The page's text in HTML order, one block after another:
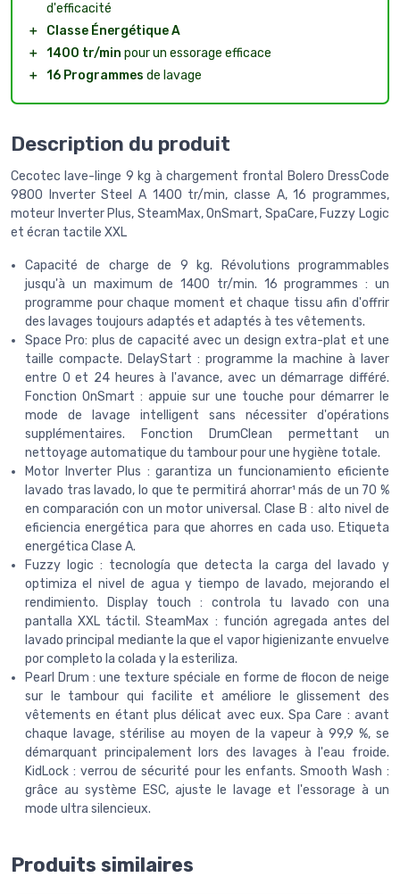
d'efficacité
＋
Classe Énergétique A
＋ 1400 tr/min pour un essorage efficace
＋ 16 Programmes de lavage
Description du produit
Cecotec lave-linge 9 kg à chargement frontal Bolero DressCode
9800 Inverter Steel A 1400 tr/min, classe A, 16 programmes,
moteur Inverter Plus, SteamMax, OnSmart, SpaCare, Fuzzy Logic
et écran tactile XXL
Capacité de charge de 9 kg. Révolutions programmables
jusqu'à un maximum de 1400 tr/min. 16 programmes : un
programme pour chaque moment et chaque tissu afin d'offrir
des lavages toujours adaptés et adaptés à tes vêtements.
Space Pro: plus de capacité avec un design extra-plat et une
taille compacte. DelayStart : programme la machine à laver
entre 0 et 24 heures à l'avance, avec un démarrage différé.
Fonction OnSmart : appuie sur une touche pour démarrer le
mode de lavage intelligent sans nécessiter d'opérations
supplémentaires. Fonction DrumClean permettant un
nettoyage automatique du tambour pour une hygiène totale.
Motor Inverter Plus : garantiza un funcionamiento eficiente
lavado tras lavado, lo que te permitirá ahorrar¹ más de un 70 %
en comparación con un motor universal. Clase B : alto nivel de
eficiencia energética para que ahorres en cada uso. Etiqueta
energética Clase A.
Fuzzy logic : tecnología que detecta la carga del lavado y
optimiza el nivel de agua y tiempo de lavado, mejorando el
rendimiento. Display touch : controla tu lavado con una
pantalla XXL táctil. SteamMax : función agregada antes del
lavado principal mediante la que el vapor higienizante envuelve
por completo la colada y la esteriliza.
Pearl Drum : une texture spéciale en forme de flocon de neige
sur le tambour qui facilite et améliore le glissement des
vêtements en étant plus délicat avec eux. Spa Care : avant
chaque lavage, stérilise au moyen de la vapeur à 99,9 %, se
démarquant principalement lors des lavages à l'eau froide.
KidLock : verrou de sécurité pour les enfants. Smooth Wash :
grâce au système ESC, ajuste le lavage et l'essorage à un
mode ultra silencieux.
Produits similaires